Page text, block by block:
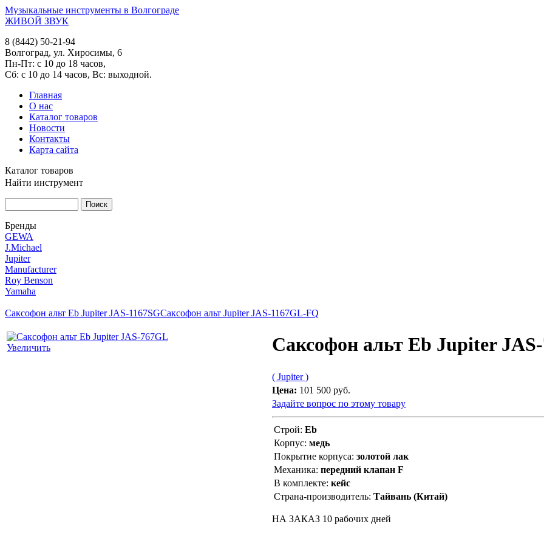
Музыкальные инструменты в Волгограде
ЖИВОЙ ЗВУК
8 (8442) 50-21-94
Волгоград, ул. Хиросимы, 6
Пн-Пт: с 10 до 18 часов,
Сб: с 10 до 14 часов, Вс: выходной.
Главная
О нас
Каталог товаров
Новости
Контакты
Карта сайта
Каталог товаров
Найти инструмент
Бренды
GEWA
J.Michael
Jupiter
Manufacturer
Roy Benson
Yamaha
Саксофон альт Eb Jupiter JAS-1167SGСаксофон альт Jupiter JAS-1167GL-FQ
Увеличить Саксофон альт Eb Jupiter
( Jupiter )
Цена: 101 500 руб.
Задайте вопрос по этому товару
Строй: Eb
Корпус: медь
Покрытие корпуса: золотой лак
Механика: передний клапан F
В комплекте: кейс
Страна-производитель: Тайвань (Китай)
НА ЗАКАЗ 10 рабочих дней